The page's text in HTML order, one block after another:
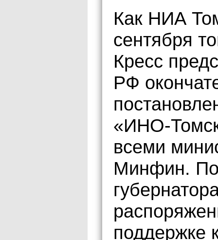
Как НИА
сентября
Кресс
РФ
«ИНО-
всеми
Минфин. По
поддержке